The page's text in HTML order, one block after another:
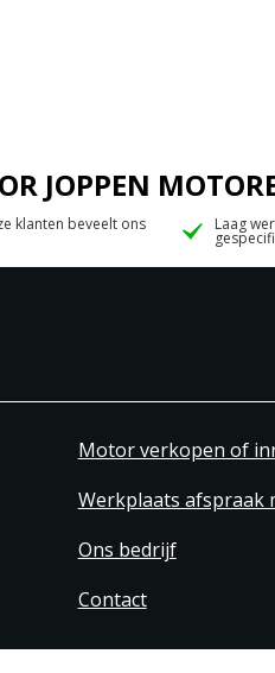
JOPPEN
klanten beveelt ons Laag
Motor verkopen of
Werkplaats afspraak
Ons bedrijf
Contact